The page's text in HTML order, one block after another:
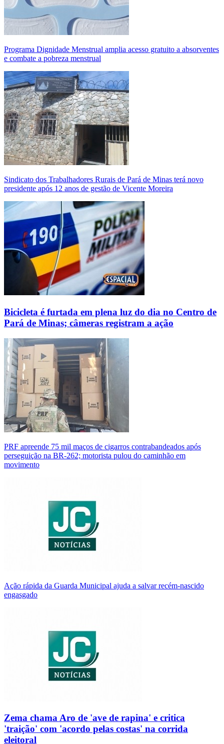
Programa Dignidade Menstrual amplia acesso gratuito a absorventes
e combate a pobreza menstrual
Sindicato dos Trabalhadores Rurais de Pará de Minas terá novo
presidente após 12 anos de gestão de Vicente Moreira
Bicicleta é furtada em plena luz do dia no Centro de
Pará de Minas; câmeras registram a ação
PRF apreende 75 mil maços de cigarros contrabandeados após
perseguição na BR-262; motorista pulou do caminhão em
movimento
Ação rápida da Guarda Municipal ajuda a salvar recém-nascido
engasgado
Zema chama Aro de 'ave de rapina' e critica
'traição' com 'acordo pelas costas' na corrida
eleitoral